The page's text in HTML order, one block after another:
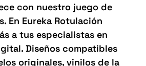
con nuestro juego de
En Eureka Rotulación
a tus especialistas en
Diseños compatibles
originales, vinilos de la